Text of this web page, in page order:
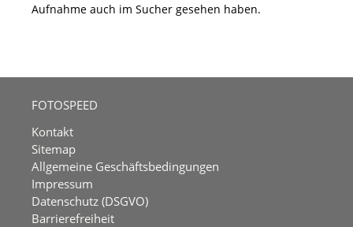
Aufnahme auch im Sucher gesehen haben.
FOTOSPEED
Kontakt
Sitemap
Allgemeine Geschäftsbedingungen
Impressum
Datenschutz (DSGVO)
Barrierefreiheit